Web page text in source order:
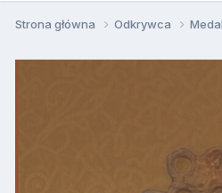
Strona główna Odkrywca